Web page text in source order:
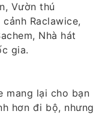
Vườn thú
cảnh Raclawice,
Nhà hát
gia.
mang lại cho bạn
hơn đi bộ, nhưng